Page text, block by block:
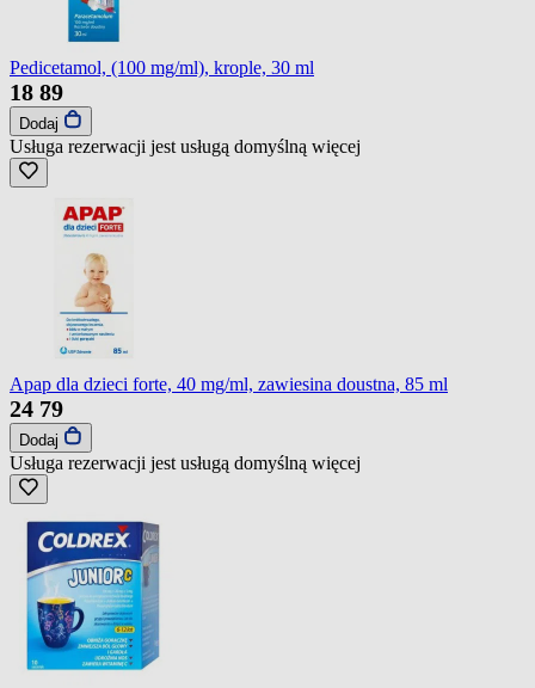
Pedicetamol, (100 mg/ml), krople, 30 ml
18 89
Dodaj
Usługa rezerwacji jest usługą domyślną więcej
Apap dla dzieci forte, 40 mg/ml, zawiesina doustna, 85 ml
24 79
Dodaj
Usługa rezerwacji jest usługą domyślną więcej